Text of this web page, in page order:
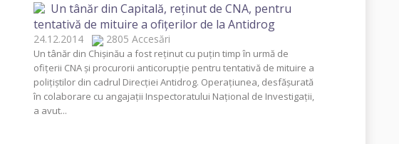
Un tânăr din Capitală, reţinut de CNA, pentru
tentativă de mituire a ofiţerilor de la Antidrog
24.12.2014 2805 Accesări
Un tânăr din Chişinău a fost reţinut cu puţin timp în urmă de
ofiţerii CNA şi procurorii anticorupţie pentru tentativă de mituire a
poliţiştilor din cadrul Direcţiei Antidrog. Operaţiunea, desfăşurată
în colaborare cu angajaţii Inspectoratului Naţional de Investigaţii,
a avut...